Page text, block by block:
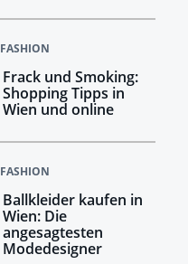
FASHION
Frack und Smoking:
Shopping Tipps in
Wien und online
FASHION
Ballkleider kaufen in
Wien: Die
angesagtesten
Modedesigner